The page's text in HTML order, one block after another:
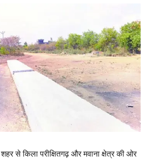
शहर से किला परीक्षितगढ़ और मवाना क्षेत्र की ओर